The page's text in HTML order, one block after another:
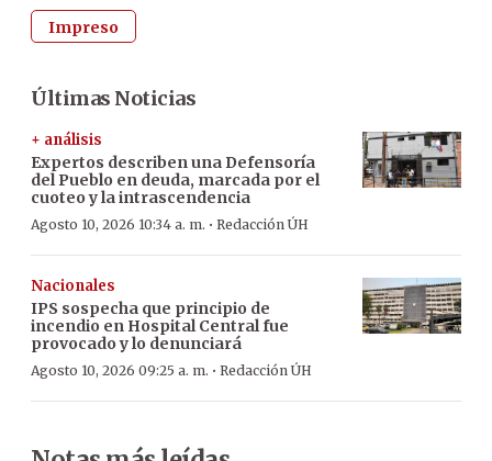
Impreso
Últimas Noticias
+ análisis
Expertos describen una Defensoría
del Pueblo en deuda, marcada por el
cuoteo y la intrascendencia
Agosto 10, 2026 10:34 a. m. · Redacción ÚH
Nacionales
IPS sospecha que principio de
incendio en Hospital Central fue
provocado y lo denunciará
Agosto 10, 2026 09:25 a. m. · Redacción ÚH